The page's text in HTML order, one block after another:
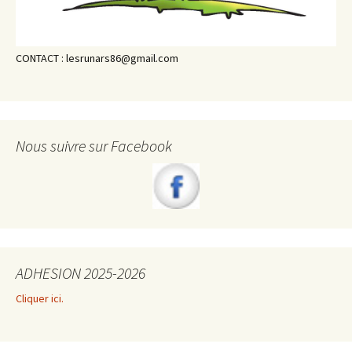
CONTACT : lesrunars86@gmail.com
Nous suivre sur Facebook
ADHESION 2025-2026
Cliquer ici.